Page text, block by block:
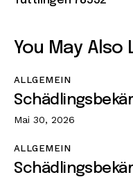
You May Also
ALLGEMEIN
Mai 30, 2026
ALLGEMEIN